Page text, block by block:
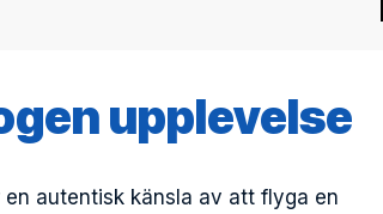
upplevelse
autentisk känsla av att flyga en